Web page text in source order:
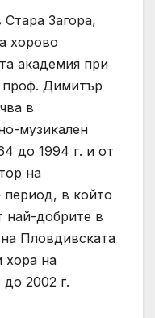
Загора,
хорово
академия при
Димитър
в
музикален
до 1994 г. и от
на
период, в който
най-добрите в
Пловдивската
хора на
до 2002 г.